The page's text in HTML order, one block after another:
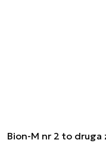
Bion-M nr 2 to druga